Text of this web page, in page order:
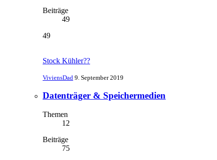
Beiträge
49
49
Stock Kühler??
ViviensDad 9. September 2019
Datenträger & Speichermedien
Themen
12
Beiträge
75